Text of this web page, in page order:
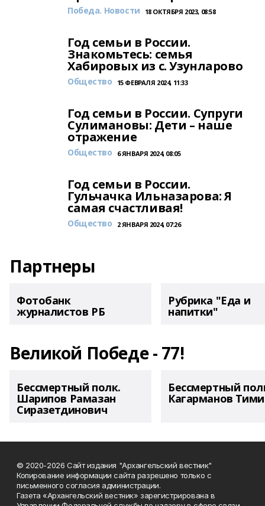
Победа. Новости 18 ОКТЯБРЯ 2023, 08:58
Год семьи в России.
Знакомьтесь: семья
Хабировых из с. Узунларово
Общество 15 ФЕВРАЛЯ 2024, 11:33
Год семьи в России. Супруги
Сулимановы: Дети – наше
отражение
Общество 6 ЯНВАРЯ 2024, 08:05
Год семьи в России.
Гульчачка Ильназарова: Я
самая счастливая!
Общество 2 ЯНВАРЯ 2024, 07:26
Партнеры
Фотобанк
журналистов РБ
Рубрика "Еда и
напитки"
Великой Победе - 77!
Бессмертный полк.
Шарипов Рамазан
Сиразетдинович
Бессмертный
Кагарманов
© 2020-2026 Сайт издания "Архангельский вестник"
Копирование информации сайта разрешено только с
письменного согласия администрации.
Газета «Архангельский вестник» зарегистрирована в